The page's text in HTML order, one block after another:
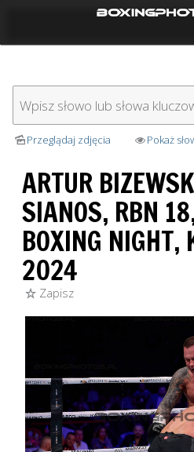
Przeglądaj zdjęcia Pokaż
ARTUR
SIANOS, RBN
BOXING NIGHT,
2024
Zapisz